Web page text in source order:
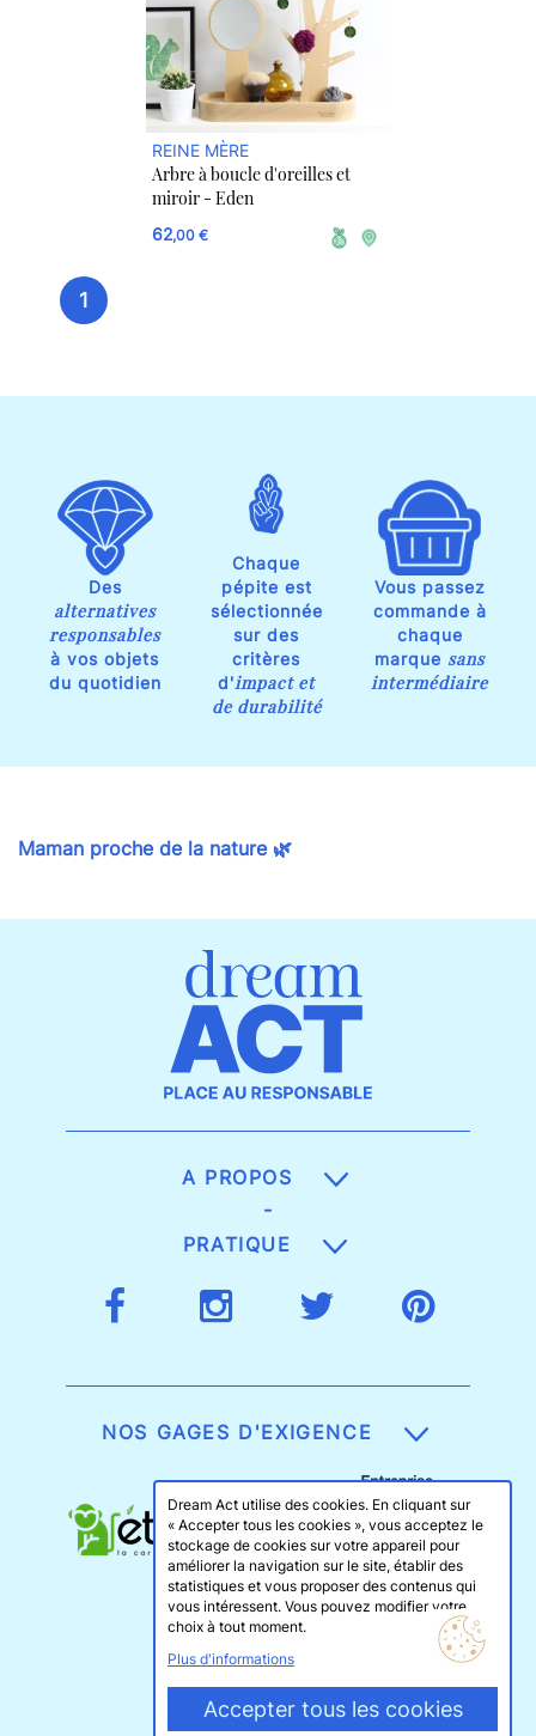
REINE MÈRE
Arbre à boucle d'oreilles et
miroir - Eden
62,00 €
1
Des
alternatives
responsables
à vos objets
du quotidien
Chaque
pépite est
sélectionnée
sur des
critères
d'impact et
de durabilité
Vous passez
commande à
chaque
marque sans
intermédiaire
Maman proche de la nature 🌿
A PROPOS
-
PRATIQUE
NOS GAGES D'EXIGENCE
Dream Act utilise des cookies. En cliquant sur
« Accepter tous les cookies », vous acceptez le
stockage de cookies sur votre appareil pour
améliorer la navigation sur le site, établir des
statistiques et vous proposer des contenus qui
vous intéressent. Vous pouvez modifier votre
choix à tout moment.
Plus d'informations
Accepter tous les cookies